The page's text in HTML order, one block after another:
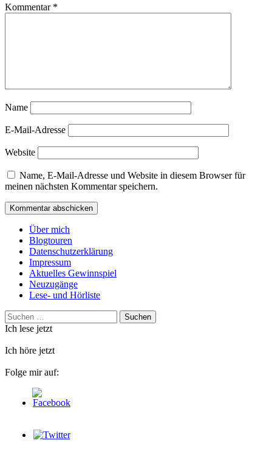
Kommentar *
Name
E-Mail-Adresse
Website
Name, E-Mail-Adresse und Website in diesem Browser für
meinen nächsten Kommentar speichern.
Über mich
Blogtouren
Datenschutzerklärung
Impressum
Aktuelles Gewinnspiel
Neuzugänge
Lese- und Hörliste
Suchen
nach:
Ich lese jetzt
Ich höre jetzt
Folge mir auf: